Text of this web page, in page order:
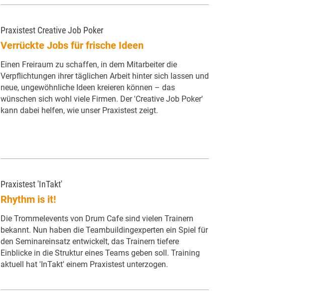
Praxistest Creative Job Poker
Verrückte Jobs für frische Ideen
Einen Freiraum zu schaffen, in dem Mitarbeiter die
Verpflichtungen ihrer täglichen Arbeit hinter sich lassen und
neue, ungewöhnliche Ideen kreieren können – das
wünschen sich wohl viele Firmen. Der 'Creative Job Poker'
kann dabei helfen, wie unser Praxistest zeigt.
Praxistest 'InTakt'
Rhythm is it!
Die Trommelevents von Drum Cafe sind vielen Trainern
bekannt. Nun haben die Teambuildingexperten ein Spiel für
den Seminareinsatz entwickelt, das Trainern tiefere
Einblicke in die Struktur eines Teams geben soll. Training
aktuell hat 'InTakt' einem Praxistest unterzogen.